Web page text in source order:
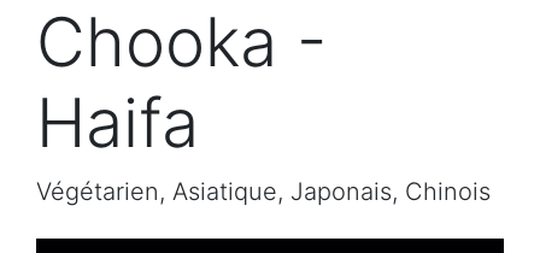
Chooka -
Haifa
Végétarien, Asiatique, Japonais, Chinois